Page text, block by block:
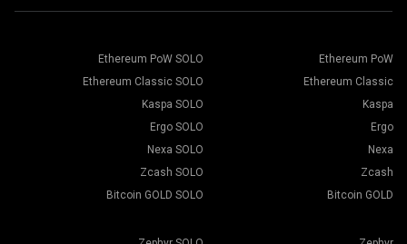
Ethereum PoW
Ethereum Classic
Kaspa
Ergo
Nexa
Zcash
Bitcoin GOLD
Ethereum PoW SOLO
Ethereum Classic SOLO
Kaspa SOLO
Ergo SOLO
Nexa SOLO
Zcash SOLO
Bitcoin GOLD SOLO